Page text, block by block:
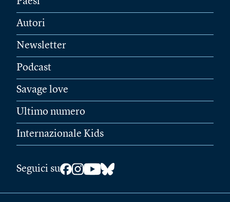
Autori
Newsletter
Podcast
Savage love
Ultimo numero
Internazionale Kids
Seguici su